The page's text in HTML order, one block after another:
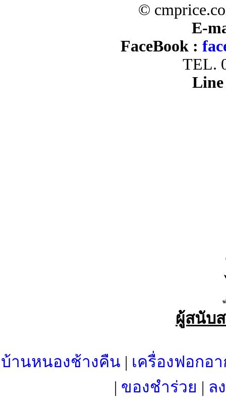
©
E-
FaceBook :
TEL.
ผู้สนับ
บ้านหนองช้างคืน | เครื่องฟอกอ
| ของชำร่วย | ล